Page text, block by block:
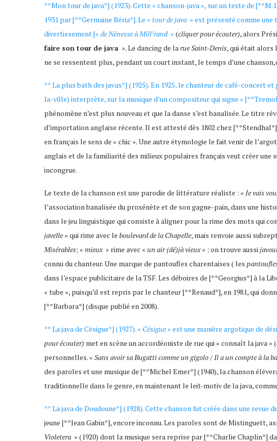
**Mon tour de java*] (1923). Cette « chanson-java », sur un texte de
1931 par [**Germaine Béria*]. Le « tour de java » est présenté comme une
divertissement [« de Nénesse à Mill’rand » (cliquer pour écouter), alors
faire son tour de java ». Le dancing de larue Saint-Denis, qui était alors
ne se ressentent plus, pendant un court instant, le temps d’une
** La plus bath des javas*] (1925). En 1925, le chanteur de café-concert
la-ville) interprète, sur la musique d’un compositeur qui signe «
phénomène n’est plus nouveau et que la danse s’est banalisée. Le titre
d’importation anglaise récente. Il est attesté dès 1802 chez
en français le sens de « chic ». Une autre étymologie le fait venir de
anglais et de la familiarité des milieux populaires français veut créer une
incongrue.
Le texte de la chanson est une parodie de littérature réaliste : « Je vais
l’association banalisée du proxénète et de son gagne-pain, dans une
dans le jeu linguistique qui consiste à aligner pour la rime des mots qui
javelle » qui rime avec le boulevard de la Chapelle, mais renvoie aussi
Misérables; « mieux » rime avec « un air (dé)jà vieux» ; on trouve aussi
connu du chanteur. Une marque de pantoufles charentaises ( les
dans l’espace publicitaire de la TSF. Les déboires de [**Georgius*] à la
« tube », puisqu’il est repris par le chanteur [**Renaud*], en 1981, qui
[**Barbara*] (disque publié en 2008).
** La java de Césigue*] (1927). « Césigue » est une manière argotique de
pour écouter) met en scène un accordéoniste de rue qui « connaît la java
personnelles. « Sans avoir sa Bugatti comme un gigolo / Il a un compte à la
des paroles et une musique de [**Michel Emer*] (1940), la chanson
traditionnelle dans le genre, en maintenant le leit-motiv de la java,
** La java de Doudoune*] (1928). Cette chanson fut créée dans une revue
jeune [**Jean Gabin*], encore inconnu. Les paroles sont de Mistinguett,
Violetera » (1920) dont la musique sera reprise par [**Charlie Chaplin*]